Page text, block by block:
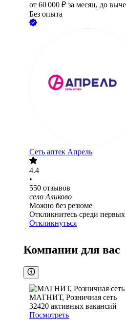
от 60 000 ₽ за месяц, до
Без опыта
Сеть аптек Апрель
4.4
•
550 отзывов
село Аликово
Можно без резюме
Откликнитесь среди первых
Откликнуться
Компании для вас
МАГНИТ, Розничная сеть
32420 активных вакансий
Посмотреть